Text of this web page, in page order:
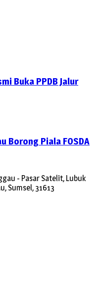
Buka PPDB Jalur
Borong Piala FOSDA
- Pasar Satelit, Lubuk
Sumsel, 31613